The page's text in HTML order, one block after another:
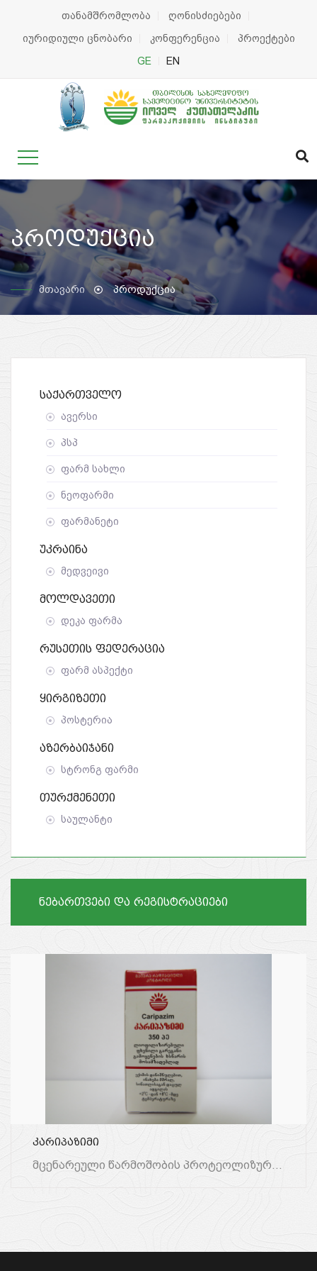
თანამშრომლობა
ღონისძიებები
იურიდიული ცნობარი
კონფერენცია
პროექტები
GE
EN
პროდუქცია
მთავარი პროდუქცია
Საქართველო
ავერსი
პსპ
ფარმ სახლი
ნეოფარმი
ფარმანეტი
Უკრაინა
მედვეივი
Მოლდავეთი
დეკა ფარმა
Რუსეთის Ფედერაცია
ფარმ ასპექტი
Ყირგიზეთი
პოსტერია
Აზერბაიჯანი
სტრონგ ფარმი
Თურქმენეთი
საულანტი
ნებართვები და რეგისტრაციები
კარიპაზიმი
Მცენარეული Წარმოშობის Პროტეოლიზური Ფერმენტების Კომპლექსი, Რომელიც Ნესვის Ხის (პაპაიას) Უმწიფარი Ნაყოფების Რძე...